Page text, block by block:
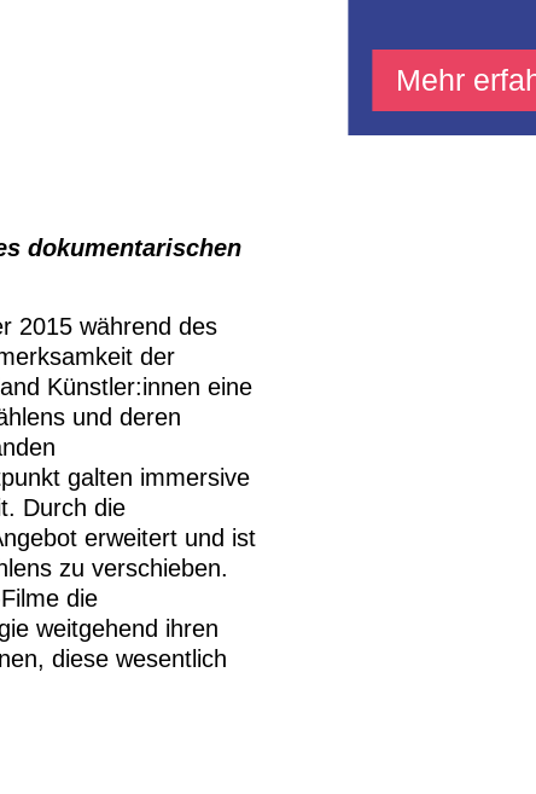
dokumentarischen
2015 während des
der
Künstler:innen eine
und deren
galten immersive
Durch die
erweitert und ist
zu verschieben.
die
weitgehend ihren
diese wesentlich
Mehr